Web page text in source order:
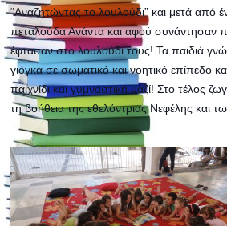
“Αναζητώντας το λουλούδι” και μετά από
πεταλούδα Ανάντα και αφού συνάντησαν
έφτασαν στο λουλούδι τους! Τα παιδιά
γιόγκα σε σωματικό και νοητικό επίπεδο
παιχνίδι και γυμναστική μαζί! Στο τέλος
τη βοήθεια της εθελόντριας Νεφέλης και